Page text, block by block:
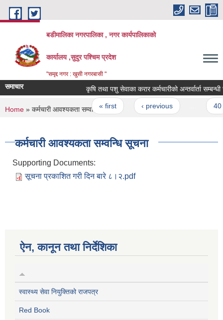
Skip to main content
बडीमालिका नगरपालिका , नगर कार्यपालिकाको
कार्यालय ,सुदुर पश्चिम प्रदेश
"समृद्द नगर : खुसी नगरबासी "
समाचार कृषि तथा पशु सेवाका करार कर्मचारीको अन्तर्वार्ता सम्बन्धी
Pages
« first ‹ previous 40
You are here
Home » कर्मचारी आवश्यकता सम्वन्धि सूचना
कर्मचारी आवश्यकता सम्वन्धि सूचना
Supporting Documents:
सूचना प्रकाशित गरी दिन बारे ८।२.pdf
ऐन, कानून तथा निर्देशिका
स्वास्थ्य सेवा नियुक्तिको राजपत्र
Red Book